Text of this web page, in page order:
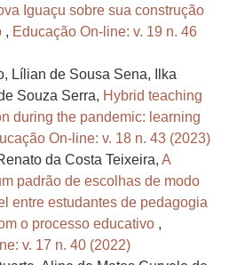
Iguaçu sobre sua construção
, Educação On-line: v. 19 n. 46
Lílian de Sousa Sena, Ilka
Souza Serra, Hybrid teaching
during the pandemic: learning
On-line: v. 18 n. 43 (2023)
da Costa Teixeira, A
padrão de escolhas de modo
entre estudantes de pedagogia
o processo educativo ,
v. 17 n. 40 (2022)